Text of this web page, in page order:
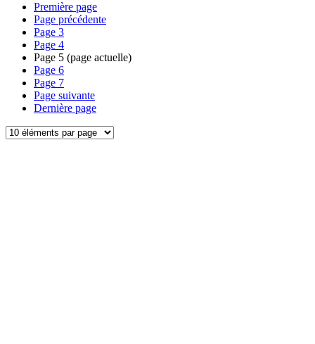
Première page
Page précédente
Page 3
Page 4
Page 5 (page actuelle)
Page 6
Page 7
Page suivante
Dernière page